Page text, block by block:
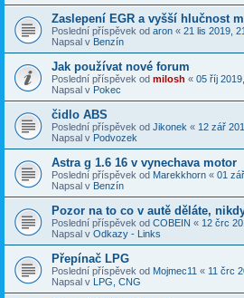
Zaslepení EGR a vyšší hlučnost
Poslední příspěvek od aron « 21 lis 2019,
Napsal v Benzín
Jak používat nové forum
Poslední příspěvek od milosh « 05 říj
Napsal v Pokec
čidlo ABS
Poslední příspěvek od Jikonek « 12 zář
Napsal v Podvozek
Astra g 1.6 16 v vynechava motor
Poslední příspěvek od Marekkhorn « 01
Napsal v Benzín
Pozor na to co v autě děláte,
Poslední příspěvek od COBEIN « 12 črc
Napsal v Odkazy - Links
Přepínač LPG
Poslední příspěvek od Mojmec11 « 11 črc
Napsal v LPG, CNG